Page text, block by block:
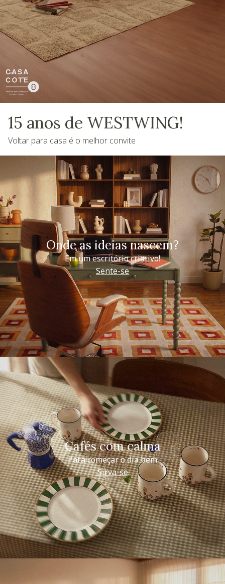
15 anos de WESTWING!
Voltar para casa é o melhor convite
Onde as ideias nascem?
Em um escritório criativo!
Sente-se
Cafés com calma
Para começar o dia bem
Sirva-se